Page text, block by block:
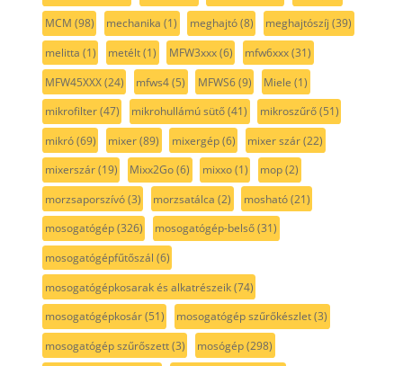
MCM (98) mechanika (1) meghajtó(8) meghajtószíj (39)
melitta (1) metélt(1) MFW3xxx(6) mfw6xxx(31)
MFW45XXX(24) mfws4(5) MFWS6(9) Miele (1)
mikrofilter(47) mikrohullámú sütő(41) mikroszűrő(51)
mikró(69) mixer(89) mixergép(6) mixer szár(22)
mixerszár(19) Mixx2Go(6) mixxo(1) mop(2)
morzsaporszívó(3) morzsatálca (2) mosható(21)
mosogatógép(326) mosogatógép-belső(31)
mosogatógépfűtőszál (6)
mosogatógépkosarak és alkatrészeik(74)
mosogatógépkosár(51) mosogatógép szűrőkészlet(3)
mosogatógép szűrőszett(3) mosógép(298)